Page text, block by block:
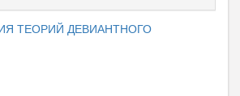
ТЕОРИЙ ДЕВИАНТНОГО